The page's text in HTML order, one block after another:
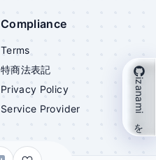
Compliance
Terms
特商法表記
Privacy Policy
Service Provider
izanami を支援